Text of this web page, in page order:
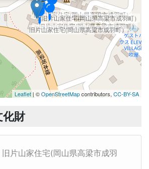
旧片山家住宅(岡山県高梁市成羽町）
旧片山家住宅(岡山県高梁市成羽町）
旧片山家住宅(岡山県高梁市成羽町）
旧片山家住宅(岡山県高梁市成羽町）
Leaflet| ©OpenStreetMapcontributors, CC-BY-SA
財
片山家住宅(岡山県高梁市成羽